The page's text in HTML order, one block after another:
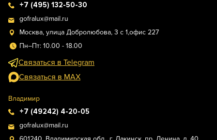
+7 (495) 132-50-30
gofralux@mail.ru
Москва, улица Добролюбова, 3 с 1,офис 227
Пн–Пт: 10.00 - 18.00
Связаться в Telegram
Связаться в MAX
Владимир
+7 (49242) 4-20-05
gofralux@mail.ru